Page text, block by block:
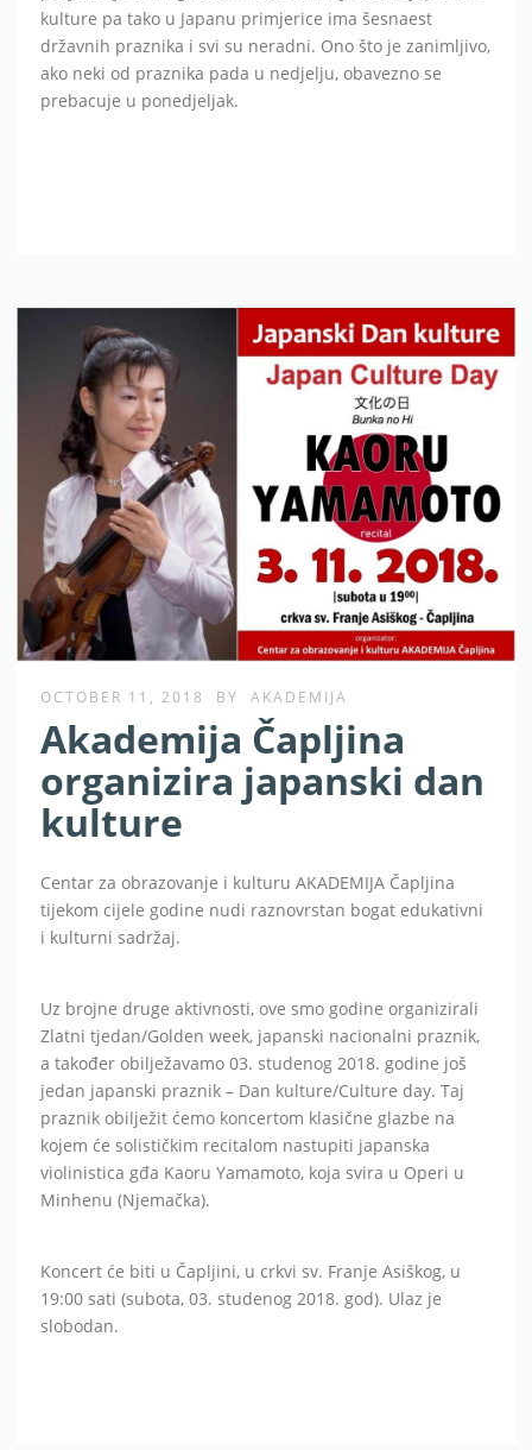
kulture pa tako u Japanu primjerice ima šesnaest
državnih praznika i svi su neradni. Ono što je zanimljivo,
ako neki od praznika pada u nedjelju, obavezno se
prebacuje u ponedjeljak.
OCTOBER 11, 2018 BY AKADEMIJA
Akademija Čapljina
organizira japanski dan
kulture
Centar za obrazovanje i kulturu AKADEMIJA Čapljina
tijekom cijele godine nudi raznovrstan bogat edukativni
i kulturni sadržaj.
Uz brojne druge aktivnosti, ove smo godine organizirali
Zlatni tjedan/Golden week, japanski nacionalni praznik,
a također obilježavamo 03. studenog 2018. godine još
jedan japanski praznik – Dan kulture/Culture day. Taj
praznik obilježit ćemo koncertom klasične glazbe na
kojem će solističkim recitalom nastupiti japanska
violinistica gđa Kaoru Yamamoto, koja svira u Operi u
Minhenu (Njemačka).
Koncert će biti u Čapljini, u crkvi sv. Franje Asiškog, u
19:00 sati (subota, 03. studenog 2018. god). Ulaz je
slobodan.